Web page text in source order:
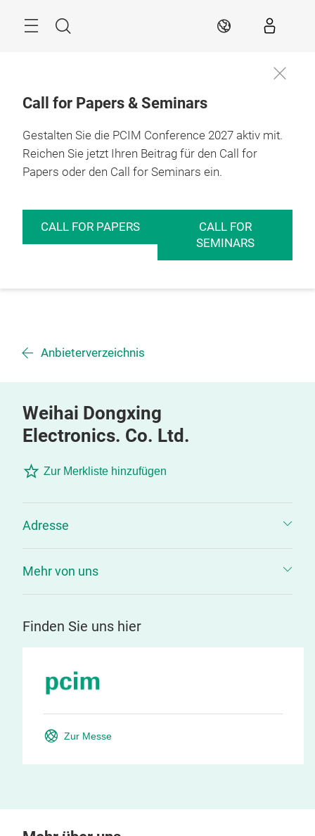
Suche DE
Call for Papers & Seminars
Gestalten Sie die PCIM Conference 2027 aktiv mit.
Reichen Sie jetzt Ihren Beitrag für den Call for
Papers oder den Call for Seminars ein.
CALL FOR PAPERS
CALL FOR
SEMINARS
Anbieterverzeichnis
Weihai Dongxing
Electronics. Co. Ltd.
Zur Merkliste hinzufügen
Adresse
Mehr von uns
Finden Sie uns hier
Zur Messe